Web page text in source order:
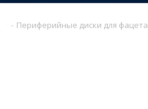
- Периферийные диски для фацета